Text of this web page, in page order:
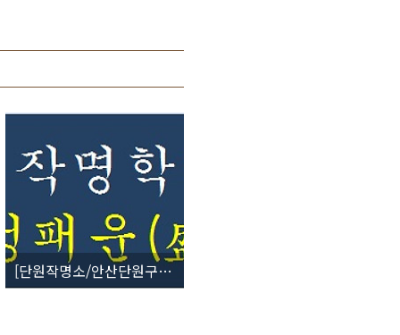
[단원작명소/안산단원구작명원] 작명학 51획 - 성패운(盛敗運)